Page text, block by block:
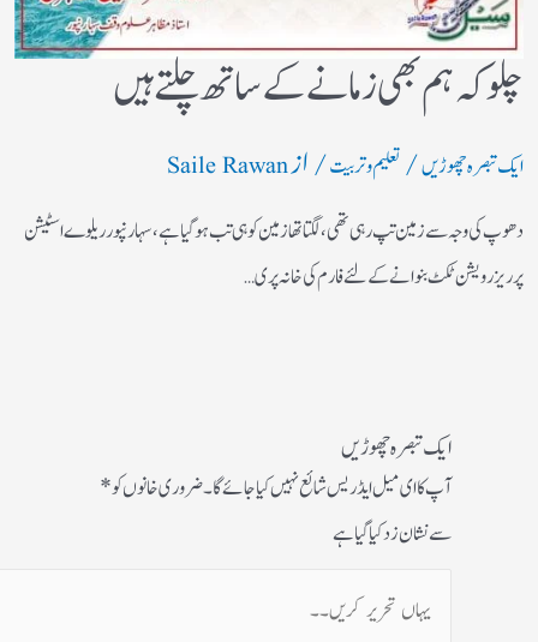
چلو کہ ہم بھی زمانے کے ساتھ چلتے ہیں
ایک تبصرہ چھوڑیں/ تعلیم و تربیت/ ازSaile Rawan
دھوپ کی وجہ سے زمین تپ رہی تھی، لگتا تھازمین کوہی تب ہوگیا ہے، سہارنپورریلوے اسٹیشن
پرریزرویشن ٹکٹ بنوانے کے لئے فارم کی خانہ پری…
ایک تبصرہ چھوڑیں
آپ کا ای میل ایڈریس شائع نہیں کیا جائے گا۔ضروری خانوں کو*
سے نشان زد کیا گیا ہے